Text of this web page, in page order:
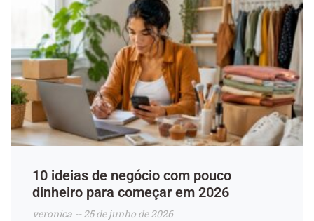
10 ideias de negócio com pouco
dinheiro para começar em 2026
veronica 25 de junho de 2026